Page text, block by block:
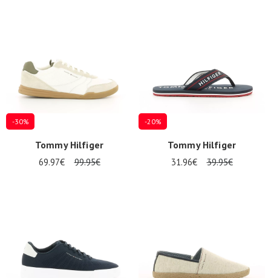
-30%
Tommy Hilfiger
69.97€ 99.95€
-20%
Tommy Hilfiger
31.96€ 39.95€